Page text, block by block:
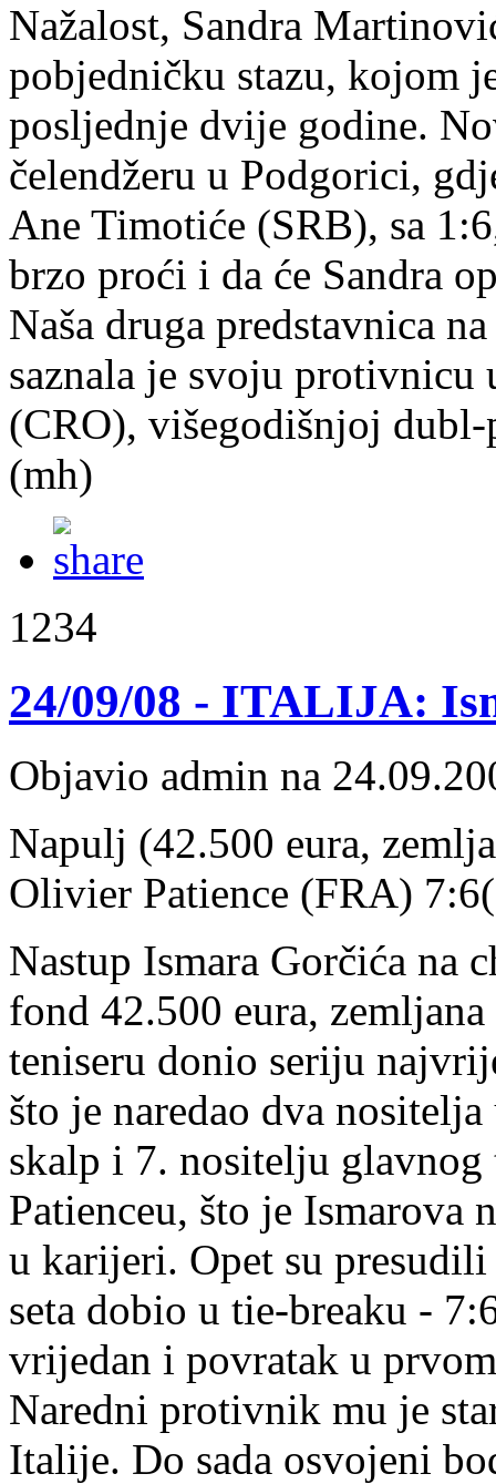
Nažalost, Sandra
pobjedničku stazu, kojom
posljednje dvije godine.
čelendžeru u Podgorici,
Ane Timotiće (SRB), sa
brzo proći i da će Sandra
Naša druga predstavnica
saznala je svoju
(CRO), višegodišnjoj
(mh)
1234
24/09/08 - ITALIJA:
Objavio admin na
Napulj (42.500 eura,
Olivier Patience (FRA)
Nastup Ismara Gorčića na
fond 42.500 eura,
teniseru donio seriju
što je naredao dva
skalp i 7. nositelju
Patienceu, što je Ismarova
u karijeri. Opet su
seta dobio u tie-breaku -
vrijedan i povratak u
Naredni protivnik mu je
Italije. Do sada osvojeni